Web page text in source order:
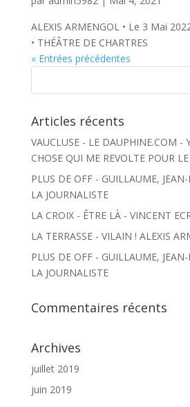
ALEXIS ARMENGOL • Le 3 Mai
• THÉÂTRE DE CHARTRES
« Entrées précédentes
Articles récents
VAUCLUSE - LE DAUPHINE.COM -
CHOSE QUI ME REVOLTE POUR
PLUS DE OFF - GUILLAUME,
LA JOURNALISTE
LA CROIX - ÊTRE LÀ - VINCENT
LA TERRASSE - VILAIN ! ALEXIS
PLUS DE OFF - GUILLAUME,
LA JOURNALISTE
Commentaires récents
Archives
juillet 2019
juin 2019